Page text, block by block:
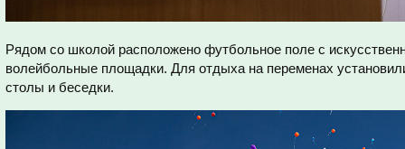
Рядом со школой расположено футбольное поле с
волейбольные площадки. Для отдыха на переменах
столы и беседки.